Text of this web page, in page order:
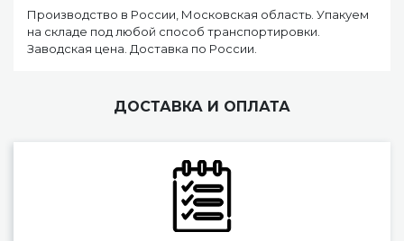
Производство в России, Московская область. Упакуем
на складе под любой способ транспортировки.
Заводская цена. Доставка по России.
ДОСТАВКА И ОПЛАТА